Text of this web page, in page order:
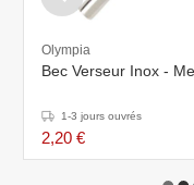
Olympia
Bec Verseur Inox -
1-3 jours ouvrés
2,20 €